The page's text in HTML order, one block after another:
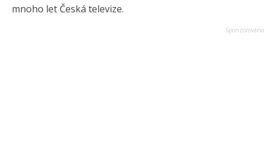
mnoho let Česká televize.